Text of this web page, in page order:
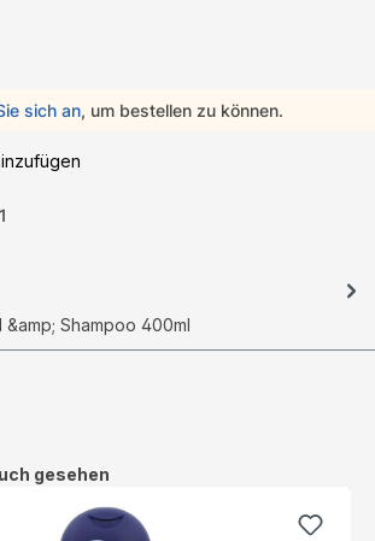
sich an, um bestellen zu können.
Shampoo 400ml
gesehen